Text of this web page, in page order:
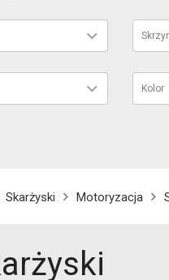
Kolor
Skarżyski Motoryzacja